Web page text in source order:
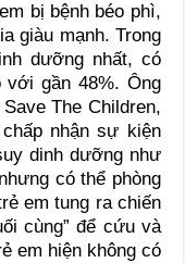
bị bệnh béo phì,
giàu mạnh. Trong
dưỡng nhất, có
gần 48%. Ông
The Children,
nhận sự kiện
dinh dưỡng như
có thể phòng
em tung ra chiến
cùng” để cứu và
em hiện không có